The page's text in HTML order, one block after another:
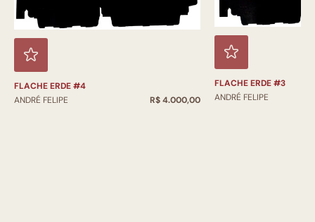
FLACHE ERDE #4
ANDRÉ FELIPE
R$ 4.000,00
FLACHE ERDE #3
ANDRÉ FELIPE